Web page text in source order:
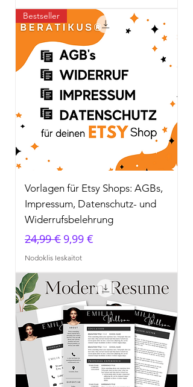
Bestseller
Vorlagen für Etsy Shops: AGBs,
Impressum, Datenschutz- und
Widerrufsbelehrung
Parastā cena
24,99 € Izpārdošanas cena
9,99 €
Nodoklis Ieskaitot